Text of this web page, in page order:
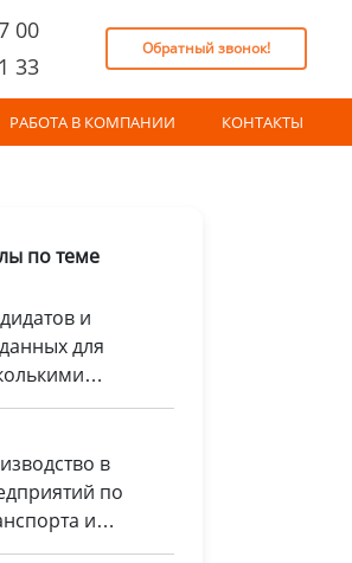
00
33
Обратный звонок!
РАБОТА В КОМПАНИИ КОНТАКТЫ
по теме
и
для
в
по
и